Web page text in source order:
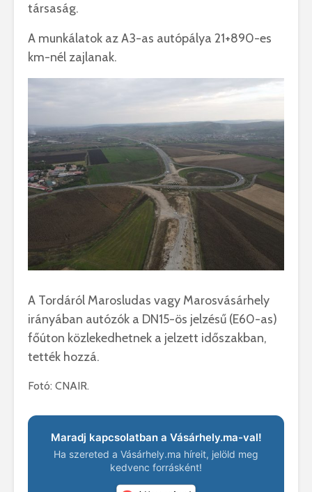
társaság.
A munkálatok az A3-as autópálya 21+890-es
km-nél zajlanak.
A Tordáról Marosludas vagy Marosvásárhely
irányában autózók a DN15-ös jelzésű (E60-as)
főúton közlekedhetnek a jelzett időszakban,
tették hozzá.
Fotó: CNAIR.
Maradj kapcsolatban a Vásárhely.ma-val!
Ha szereted a Vásárhely.ma híreit, jelöld meg
kedvenc forrásként!